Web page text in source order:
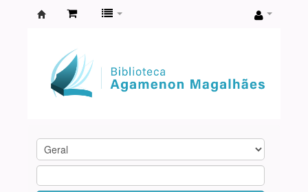
Agamenon
Magalhães